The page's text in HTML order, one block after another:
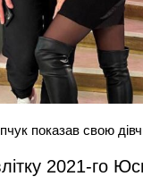
показав свою
2021-го